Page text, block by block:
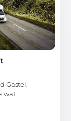
Gastel,
wat